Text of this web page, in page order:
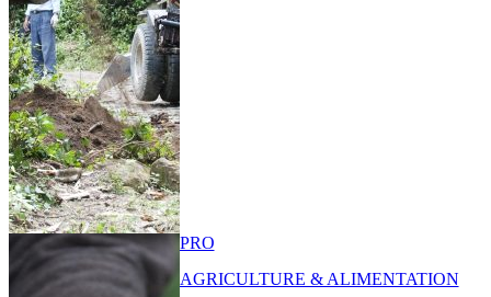
PRO
AGRICULTURE & ALIMENTATION